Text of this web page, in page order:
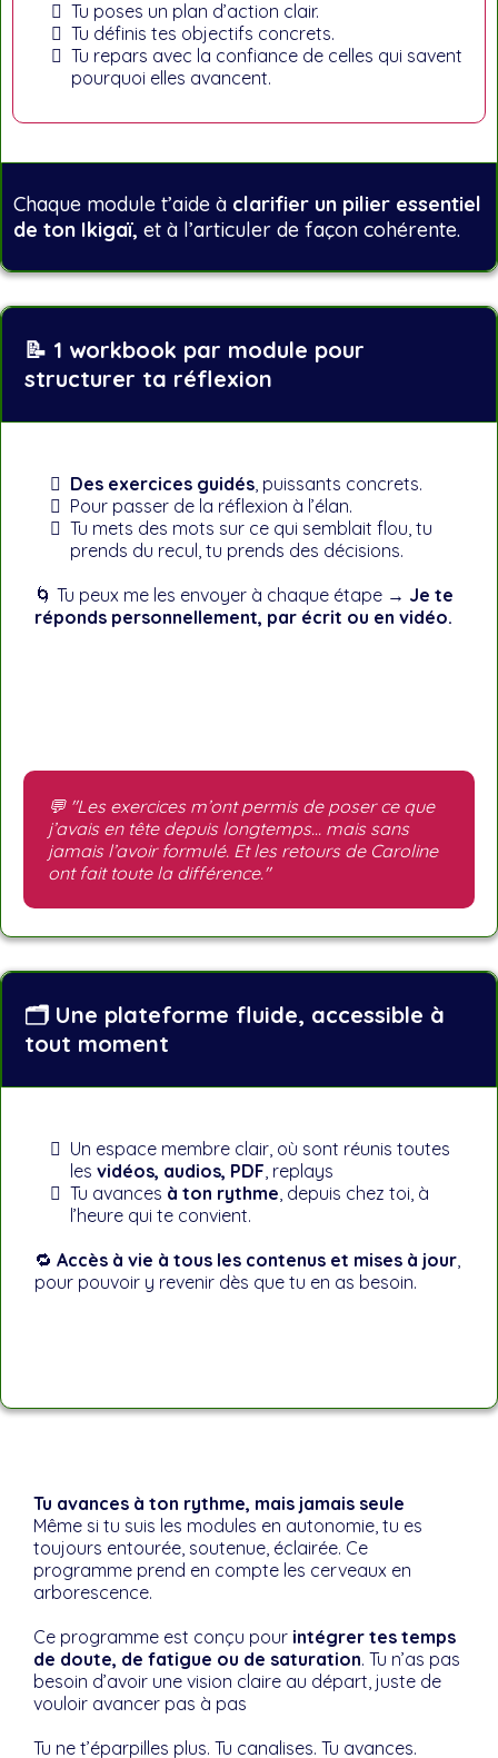
Tu poses un plan d’action clair.
Tu définis tes objectifs concrets.
Tu repars avec la confiance de celles qui savent
pourquoi elles avancent.
Chaque module t’aide à clarifier un pilier essentiel
de ton Ikigaï, et à l’articuler de façon cohérente.
📝 1 workbook par module pour
structurer ta réflexion
Des exercices guidés, puissants concrets.
Pour passer de la réflexion à l’élan.
Tu mets des mots sur ce qui semblait flou, tu
prends du recul, tu prends des décisions.
🌀 Tu peux me les envoyer à chaque étape → Je te
réponds personnellement, par écrit ou en vidéo.
💬 "Les exercices m’ont permis de poser ce que
j’avais en tête depuis longtemps… mais sans
jamais l’avoir formulé. Et les retours de Caroline
ont fait toute la différence."
🗂️ Une plateforme fluide, accessible à
tout moment
Un espace membre clair, où sont réunis toutes
les vidéos, audios, PDF, replays
Tu avances à ton rythme, depuis chez toi, à
l’heure qui te convient.
🔁 Accès à vie à tous les contenus et mises à jour,
pour pouvoir y revenir dès que tu en as besoin.
Tu avances à ton rythme, mais jamais seule
Même si tu suis les modules en autonomie, tu es
toujours entourée, soutenue, éclairée. Ce
programme prend en compte les cerveaux en
arborescence.
Ce programme est conçu pour intégrer tes temps
de doute, de fatigue ou de saturation. Tu n’as pas
besoin d’avoir une vision claire au départ, juste de
vouloir avancer pas à pas
Tu ne t’éparpilles plus. Tu canalises. Tu avances.